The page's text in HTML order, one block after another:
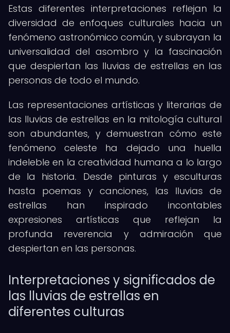
Estas diferentes interpretaciones reflejan la
diversidad de enfoques culturales hacia un
fenómeno astronómico común, y subrayan la
universalidad del asombro y la fascinación
que despiertan las lluvias de estrellas en las
personas de todo el mundo.
Las representaciones artísticas y literarias de
las lluvias de estrellas en la mitología cultural
son abundantes, y demuestran cómo este
fenómeno celeste ha dejado una huella
indeleble en la creatividad humana a lo largo
de la historia. Desde pinturas y esculturas
hasta poemas y canciones, las lluvias de
estrellas han inspirado incontables
expresiones artísticas que reflejan la
profunda reverencia y admiración que
despiertan en las personas.
Interpretaciones y significados de
las lluvias de estrellas en
diferentes culturas